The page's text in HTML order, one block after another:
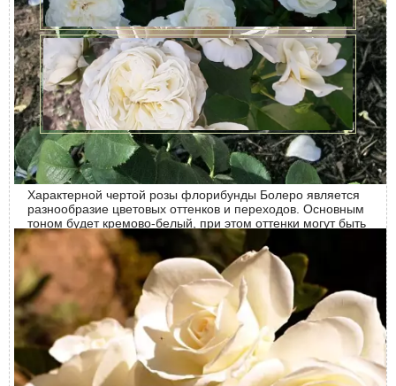
Впервые описание характеристик этой розовой культуры
стало известно в 2003-м. Описал ее Жак Мушот (Jacques
Mouchotte) – ведущий селекционер и талантливый
розовод, который является директором
исследовательского центра Meilland International вот уже
более 25 лет. Именно ему принадлежат все последние
новинки селекции марки Meilland.
Цветок тогда отнесли к известной серии «Романтика».
Однако широкому кругу садовников роза стала доступна
только в 2016 году, когда появилась в продаже.
Описание сорта
Характерной чертой розы флорибунды Болеро является
разнообразие цветовых оттенков и переходов. Основным
тоном будет кремово-белый, при этом оттенки могут быть
разные – сливочные, розоватые, бежевые.
Густомахровый цветок в диаметре 7-8 сантиметров.
Форма розы чашевидная, лепестки изящно отгибаются.
Имеет довольно сильный фруктовый аромат.
Высота розового куста достигает 90-120 сантиметров, а
ширина – 70 см. Он довольно компактный, средней
пушистости. Глянцевые листья окрашены в темно-
зеленые тона.
Преимущества и недостатки